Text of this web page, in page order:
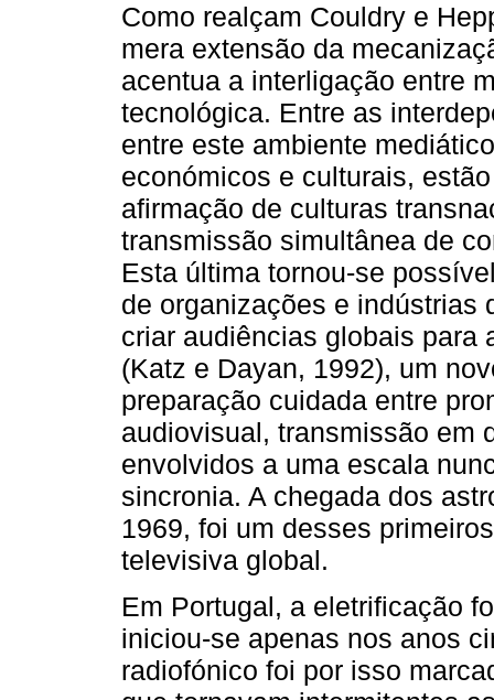
Como realçam Couldry e
mera extensão da
acentua a interligação entre
tecnológica. Entre as
entre este ambiente
económicos e culturais,
afirmação de culturas
transmissão simultânea de
Esta última tornou-se
de organizações e indústrias
criar audiências globais para
(Katz e Dayan, 1992), um
preparação cuidada entre
audiovisual, transmissão em
envolvidos a uma escala
sincronia. A chegada dos
1969, foi um desses
televisiva global.
Em Portugal, a eletrificação
iniciou-se apenas nos anos
radiofónico foi por isso